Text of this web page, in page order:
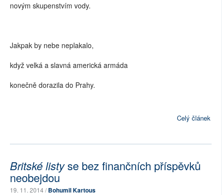
novým skupenstvím vody.
Jakpak by nebe neplakalo,
když velká a slavná americká armáda
konečně dorazila do Prahy.
Celý článek
Britské listyse bez finančních příspěvků
neobejdou
19. 11. 2014 /Bohumil Kartous